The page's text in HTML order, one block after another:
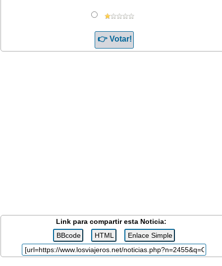
Link para compartir esta Noticia: